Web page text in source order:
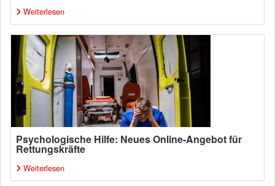
Weiterlesen
Psychologische Hilfe: Neues Online-Angebot für
Rettungskräfte
Weiterlesen